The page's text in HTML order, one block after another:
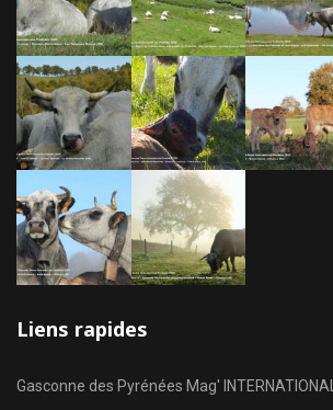
Liens rapides
Gasconne des Pyrénées Mag' INTERNATIONAL